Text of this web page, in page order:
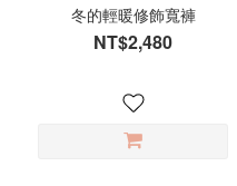
冬的輕暖修飾寬褲
NT$2,480